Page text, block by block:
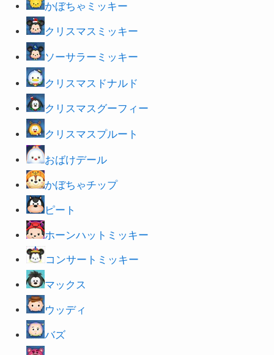
かぼちゃミッキー
クリスマスミッキー
ソーサラーミッキー
クリスマスドナルド
クリスマスグーフィー
クリスマスプルート
おばけデール
かぼちゃチップ
ピート
ホーンハットミッキー
コンサートミッキー
マックス
ウッディ
バズ